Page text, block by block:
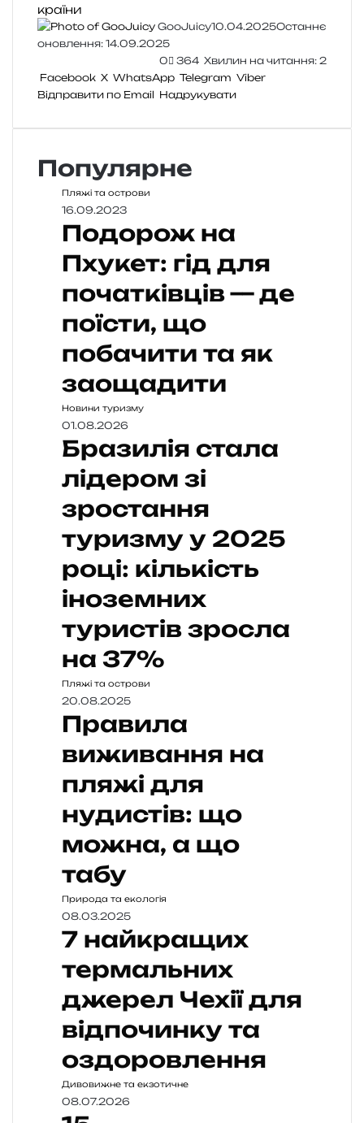
країни
GooJuicy10.04.2025Останнє
оновлення: 14.09.2025
0
364 Хвилин на читання: 2
Facebook X WhatsApp Telegram Viber
Відправити по Email Надрукувати
Популярне
Пляжі та острови
16.09.2023
Подорож на
Пхукет: гід для
початківців — де
поїсти, що
побачити та як
заощадити
Новини туризму
01.08.2026
Бразилія стала
лідером зі
зростання
туризму у 2025
році: кількість
іноземних
туристів зросла
на 37%
Пляжі та острови
20.08.2025
Правила
виживання на
пляжі для
нудистів: що
можна, а що
табу
Природа та екологія
08.03.2025
7 найкращих
термальних
джерел Чехії для
відпочинку та
оздоровлення
Дивовижне та екзотичне
08.07.2026